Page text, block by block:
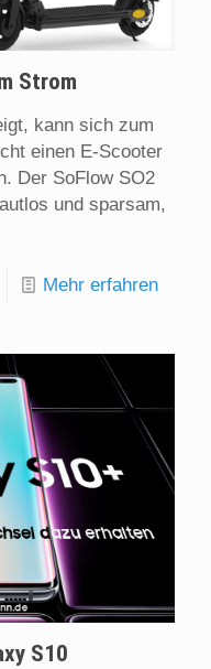
Strom
kann sich zum
einen E-Scooter
Der SoFlow SO2
und sparsam,
Mehr erfahren
S10